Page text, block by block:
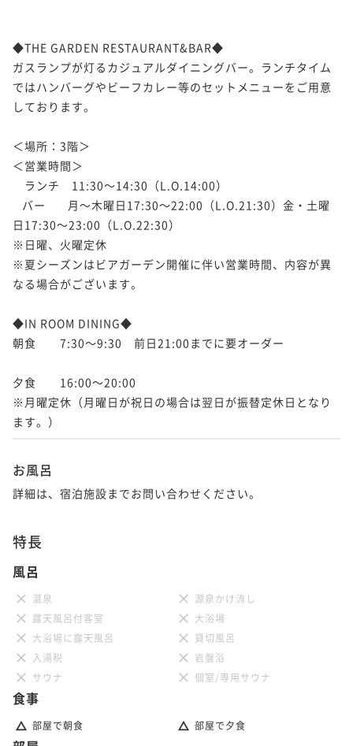
◆THE GARDEN RESTAURANT&BAR◆
ガスランプが灯るカジュアルダイニングバー。ランチタイム
ではハンバーグやビーフカレー等のセットメニューをご用意
しております。
＜場所：3階＞
＜営業時間＞
ランチ　11:30～14:30（L.O.14:00）
日17:30～23:00（L.O.22:30）
※日曜、火曜定休
※夏シーズンはビアガーデン開催に伴い営業時間、内容が異
なる場合がございます。
◆IN ROOM DINING◆
朝食　　7:30～9:30　前日21:00までに要オーダー
夕食　　16:00～20:00
※月曜定休（月曜日が祝日の場合は翌日が振替定休日となり
お風呂
詳細は、宿泊施設までお問い合わせください。
特長
風呂
温泉
源泉かけ流し
露天風呂付客室
大浴場
大浴場に露天風呂
貸切風呂
入湯税
岩盤浴
サウナ
個室/専用サウナ
食事
部屋で朝食 部屋で夕食